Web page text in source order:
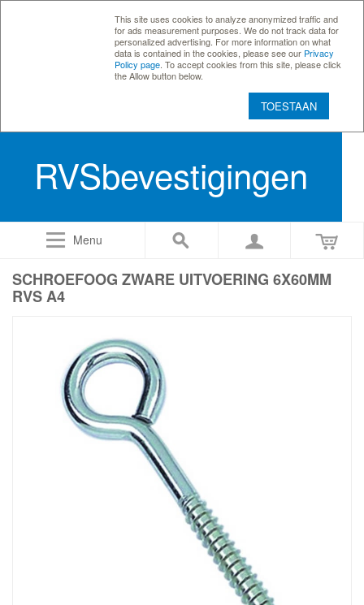
This site uses cookies to analyze anonymized traffic and
for ads measurement purposes. We do not track data for
personalized advertising. For more information on what
data is contained in the cookies, please see our Privacy
Policy page . To accept cookies from this site, please click
the Allow button below.
TOESTAAN
RVSbevestigingen
Menu
SCHROEFOOG ZWARE UITVOERING 6X60MM
RVS A4